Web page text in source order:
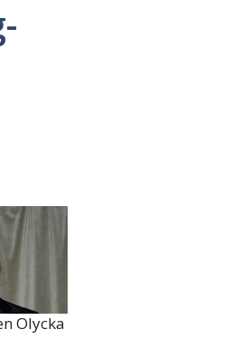
Olycka